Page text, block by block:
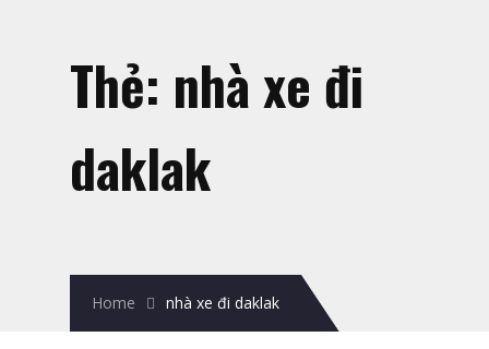
Thẻ: nhà xe đi
daklak
Home nhà xe đi daklak